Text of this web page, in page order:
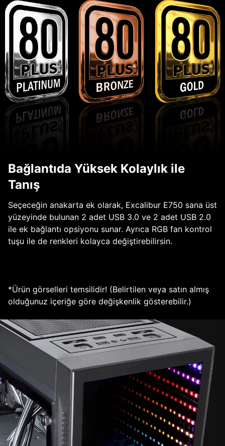
Bağlantıda Yüksek Kolaylık ile
Tanış
Seçeceğin anakarta ek olarak, Excalibur E750 sana üst
yüzeyinde bulunan 2 adet USB 3.0 ve 2 adet USB 2.0
ile ek bağlantı opsiyonu sunar. Ayrıca RGB fan kontrol
tuşu ile de renkleri kolayca değiştirebilirsin.
*Ürün görselleri temsilidir! (Belirtilen veya satın almış
olduğunuz içeriğe göre değişkenlik gösterebilir.)